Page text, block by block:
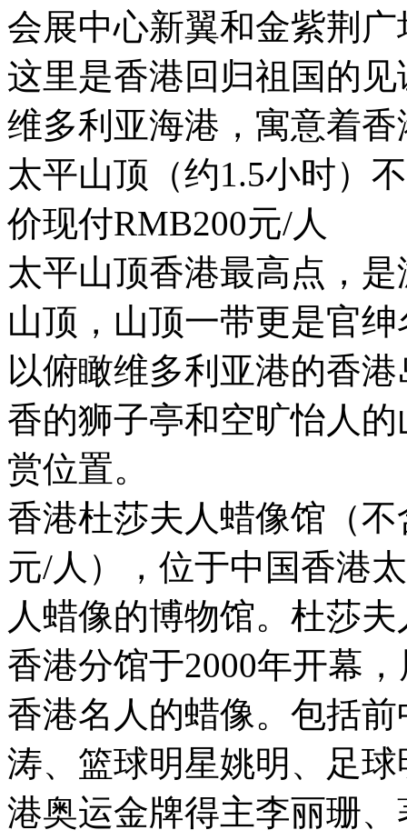
会展中心新翼和金紫荆
这里是香港回归祖国的
维多利亚海港，寓意着
太平山顶（约1.5小时）
价现付RMB200元/人
太平山顶香港最高点，
山顶，山顶一带更是官
以俯瞰维多利亚港的香
香的狮子亭和空旷怡人
赏位置。
香港杜莎夫人蜡像馆（
元/人），位于中国香港
人蜡像的博物馆。杜莎
香港分馆于2000年开幕
香港名人的蜡像。包括
涛、篮球明星姚明、足
港奥运金牌得主李丽珊